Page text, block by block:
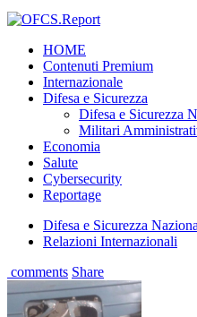
HOME
Contenuti Premium
Internazionale
Difesa e Sicurezza
Difesa e Sicurezza
Militari
Economia
Salute
Cybersecurity
Reportage
Difesa e Sicurezza
Relazioni Internazionali
comments Share